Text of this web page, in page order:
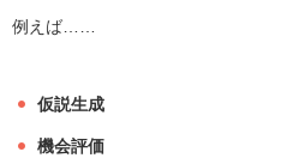
例えば……
仮説生成
機会評価